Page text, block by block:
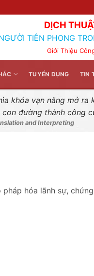
DỊCH
TIÊN PHONG
Giới Thiệu
TUYỂN DỤNG TIN
khóa vạn năng mở
đường thành công
and Interpreting
hóa lãnh sự, chứng